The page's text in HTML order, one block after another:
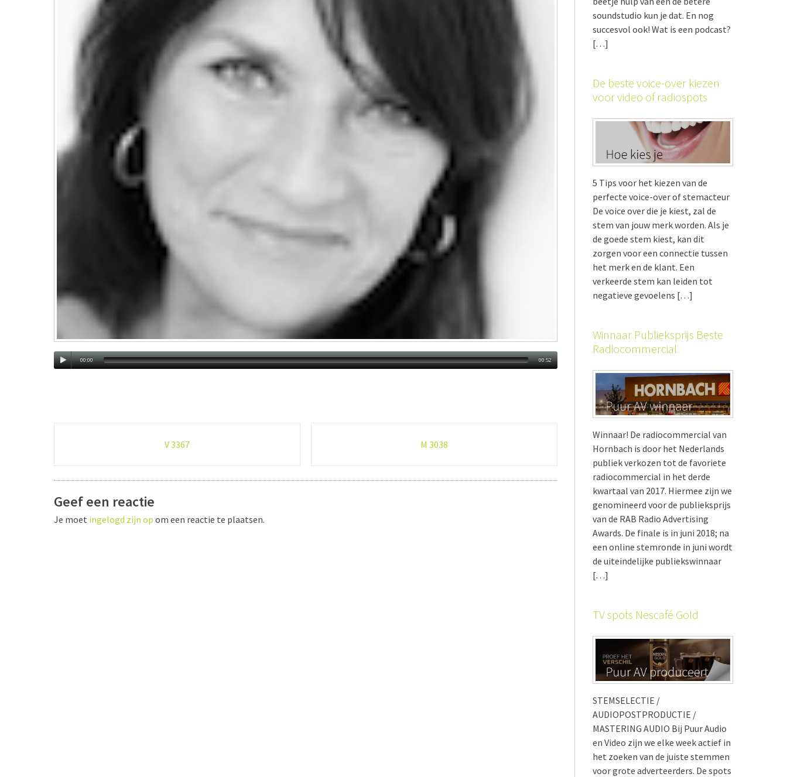
00:00 00:52
V 3367 M 3038
Geef een reactie
Je moet ingelogd zijn op om een reactie te plaatsen.
soundstudio kun je dat. En nog
succesvol ook! Wat is een podcast?
[…]
De beste voice-over kiezen
voor video of radiospots
5 Tips voor het kiezen van de
perfecte voice-over of stemacteur
De voice over die je kiest, zal de
stem van jouw merk worden. Als je
de goede stem kiest, kan dit
zorgen voor een connectie tussen
het merk en de klant. Een
verkeerde stem kan leiden tot
negatieve gevoelens […]
Winnaar Publieksprijs Beste
Radiocommercial
Winnaar! De radiocommercial van
Hornbach is door het Nederlands
publiek verkozen tot de favoriete
radiocommercial in het derde
kwartaal van 2017. Hiermee zijn we
genomineerd voor de publieksprijs
van de RAB Radio Advertising
Awards. De finale is in juni 2018; na
een online stemronde in juni wordt
de uiteindelijke publiekswinnaar
[…]
TV spots Nescafé Gold
STEMSELECTIE /
AUDIOPOSTPRODUCTIE /
MASTERING AUDIO Bij Puur Audio
en Video zijn we elke week actief in
het zoeken van de juiste stemmen
voor grote adverteerders. De spots